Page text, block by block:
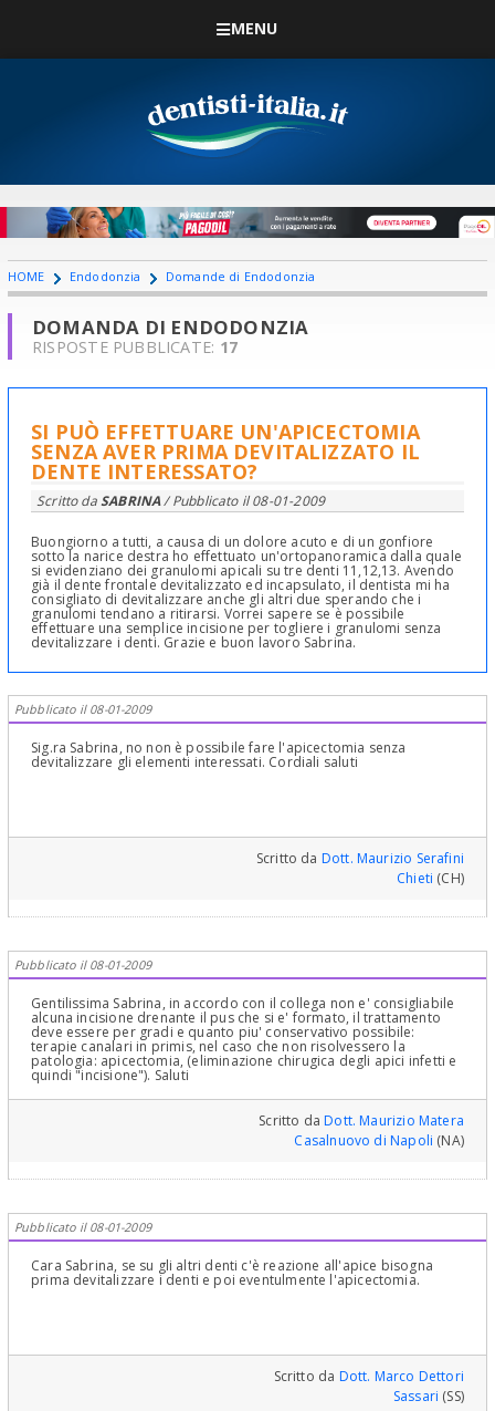
MENU
HOME Endodonzia Domande di Endodonzia
DOMANDA DI ENDODONZIA
RISPOSTE PUBBLICATE: 17
SI PUÒ EFFETTUARE UN'APICECTOMIA
SENZA AVER PRIMA DEVITALIZZATO IL
DENTE INTERESSATO?
Scritto daSABRINA/ Pubblicato il08-01-2009
Buongiorno a tutti, a causa di un dolore acuto e di un gonfiore
sotto la narice destra ho effettuato un'ortopanoramica dalla quale
si evidenziano dei granulomi apicali su tre denti 11,12,13. Avendo
già il dente frontale devitalizzato ed incapsulato, il dentista mi ha
consigliato di devitalizzare anche gli altri due sperando che i
granulomi tendano a ritirarsi. Vorrei sapere se è possibile
effettuare una semplice incisione per togliere i granulomi senza
devitalizzare i denti. Grazie e buon lavoro Sabrina.
Pubblicato il 08-01-2009
Sig.ra Sabrina, no non è possibile fare l'apicectomia senza
devitalizzare gli elementi interessati. Cordiali saluti
Scritto da Dott. Maurizio Serafini
Chieti (CH)
Pubblicato il 08-01-2009
Gentilissima Sabrina, in accordo con il collega non e' consigliabile
alcuna incisione drenante il pus che si e' formato, il trattamento
deve essere per gradi e quanto piu' conservativo possibile:
terapie canalari in primis, nel caso che non risolvessero la
patologia: apicectomia, (eliminazione chirugica degli apici infetti e
quindi "incisione"). Saluti
Scritto daDott. Maurizio Matera
Casalnuovo di Napoli (NA)
Pubblicato il 08-01-2009
Cara Sabrina, se su gli altri denti c'è reazione all'apice bisogna
prima devitalizzare i denti e poi eventulmente l'apicectomia.
Scritto da Dott. Marco Dettori
Sassari (SS)